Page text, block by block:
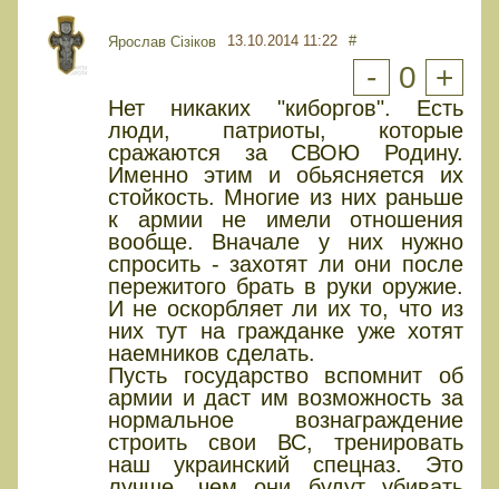
Ярослав Сізіков 13.10.2014 11:22 #
- 0 +
Нет никаких "киборгов". Есть
люди, патриоты, которые
сражаются за СВОЮ Родину.
Именно этим и обьясняется их
стойкость. Многие из них раньше
к армии не имели отношения
вообще. Вначале у них нужно
спросить - захотят ли они после
пережитого брать в руки оружие.
И не оскорбляет ли их то, что из
них тут на гражданке уже хотят
наемников сделать.
Пусть государство вспомнит об
армии и даст им возможность за
нормальное вознаграждение
строить свои ВС, тренировать
наш украинский спецназ. Это